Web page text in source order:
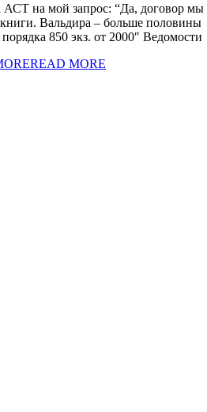
АСТ на мой запрос: “Да, договор мы
Вальдира – больше половины
850 экз. от 2000″ Ведомости
READ MORE